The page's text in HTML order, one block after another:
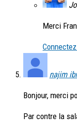
Merci
najim
Bonjour, merci
Par contre la